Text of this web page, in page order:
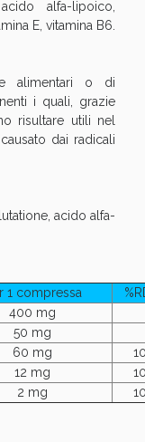
alfa-lipoico,
E, vitamina B6.
alimentari o di
i quali, grazie
risultare utili nel
dai radicali
acido alfa-
1 compressa
400 mg
50 mg
60 mg
12 mg
2 mg
55% valido oggi!